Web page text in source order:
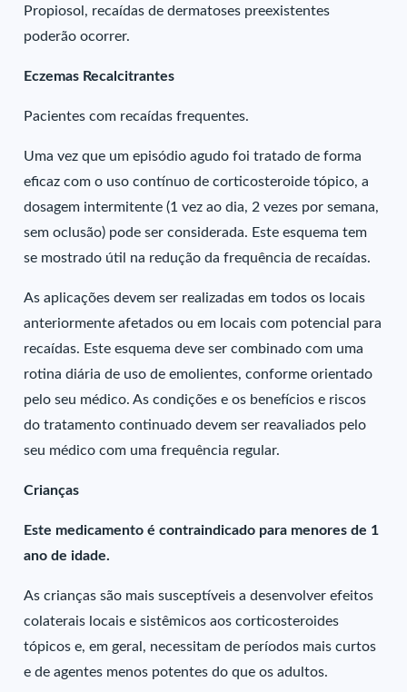
Propiosol, recaídas de dermatoses preexistentes
poderão ocorrer.
Eczemas Recalcitrantes
Pacientes com recaídas frequentes.
Uma vez que um episódio agudo foi tratado de forma
eficaz com o uso contínuo de corticosteroide tópico, a
dosagem intermitente (1 vez ao dia, 2 vezes por semana,
sem oclusão) pode ser considerada. Este esquema tem
se mostrado útil na redução da frequência de recaídas.
As aplicações devem ser realizadas em todos os locais
anteriormente afetados ou em locais com potencial para
recaídas. Este esquema deve ser combinado com uma
rotina diária de uso de emolientes, conforme orientado
pelo seu médico. As condições e os benefícios e riscos
do tratamento continuado devem ser reavaliados pelo
seu médico com uma frequência regular.
Crianças
Este medicamento é contraindicado para menores de 1
ano de idade.
As crianças são mais susceptíveis a desenvolver efeitos
colaterais locais e sistêmicos aos corticosteroides
tópicos e, em geral, necessitam de períodos mais curtos
e de agentes menos potentes do que os adultos.